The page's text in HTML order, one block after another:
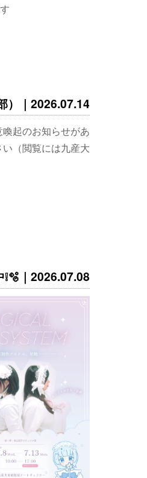
）｜2026.07.14
起のお知らせがあ
（閲覧には九産大
｜2026.07.08